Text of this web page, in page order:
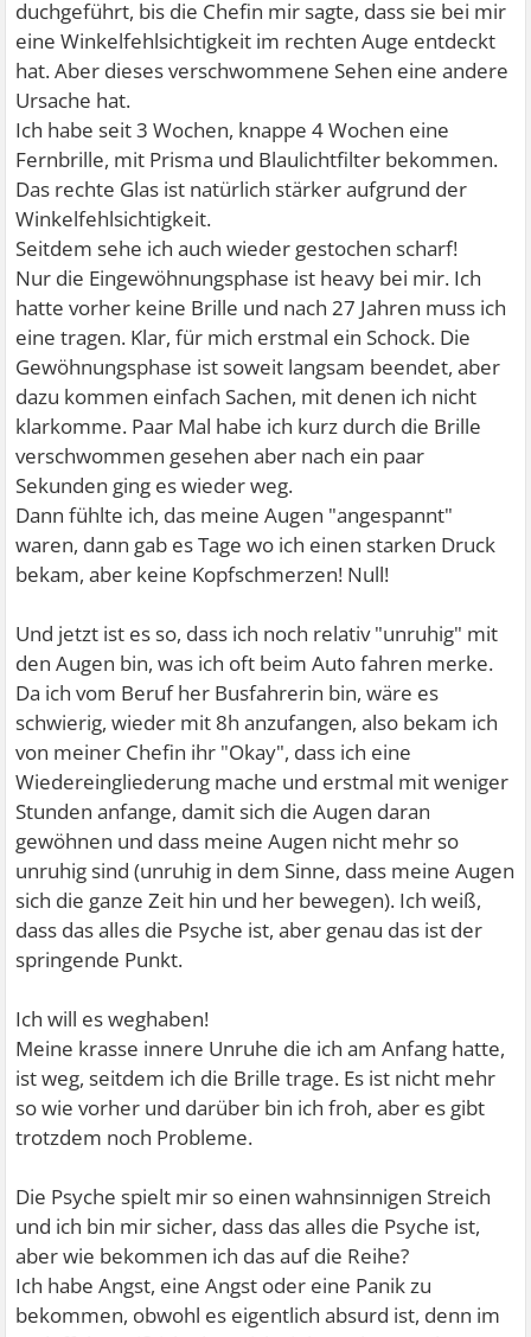
duchgeführt, bis die Chefin mir sagte, dass sie bei mir
eine Winkelfehlsichtigkeit im rechten Auge entdeckt
hat. Aber dieses verschwommene Sehen eine andere
Ursache hat.
Ich habe seit 3 Wochen, knappe 4 Wochen eine
Fernbrille, mit Prisma und Blaulichtfilter bekommen.
Das rechte Glas ist natürlich stärker aufgrund der
Winkelfehlsichtigkeit.
Seitdem sehe ich auch wieder gestochen scharf!
Nur die Eingewöhnungsphase ist heavy bei mir. Ich
hatte vorher keine Brille und nach 27 Jahren muss ich
eine tragen. Klar, für mich erstmal ein Schock. Die
Gewöhnungsphase ist soweit langsam beendet, aber
dazu kommen einfach Sachen, mit denen ich nicht
klarkomme. Paar Mal habe ich kurz durch die Brille
verschwommen gesehen aber nach ein paar
Sekunden ging es wieder weg.
Dann fühlte ich, das meine Augen "angespannt"
waren, dann gab es Tage wo ich einen starken Druck
bekam, aber keine Kopfschmerzen! Null!
Und jetzt ist es so, dass ich noch relativ "unruhig" mit
den Augen bin, was ich oft beim Auto fahren merke.
Da ich vom Beruf her Busfahrerin bin, wäre es
schwierig, wieder mit 8h anzufangen, also bekam ich
von meiner Chefin ihr "Okay", dass ich eine
Wiedereingliederung mache und erstmal mit weniger
Stunden anfange, damit sich die Augen daran
gewöhnen und dass meine Augen nicht mehr so
unruhig sind (unruhig in dem Sinne, dass meine Augen
sich die ganze Zeit hin und her bewegen). Ich weiß,
dass das alles die Psyche ist, aber genau das ist der
springende Punkt.
Ich will es weghaben!
Meine krasse innere Unruhe die ich am Anfang hatte,
ist weg, seitdem ich die Brille trage. Es ist nicht mehr
so wie vorher und darüber bin ich froh, aber es gibt
trotzdem noch Probleme.
Die Psyche spielt mir so einen wahnsinnigen Streich
und ich bin mir sicher, dass das alles die Psyche ist,
aber wie bekommen ich das auf die Reihe?
Ich habe Angst, eine Angst oder eine Panik zu
bekommen, obwohl es eigentlich absurd ist, denn im